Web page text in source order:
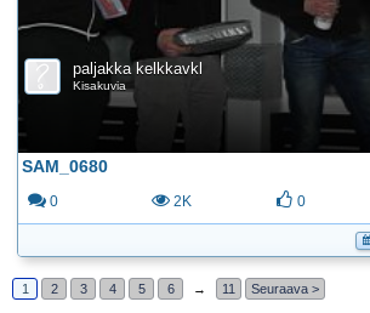
paljakka kelkkavkl
Kisakuvia
SAM_0680
0 2K 0
1 2 3 4 5 6 → 11 Seuraava >